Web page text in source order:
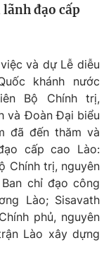
đạo cấp
và dự Lễ diễu
khánh nước
Bộ Chính trị,
và Đoàn Đại biểu
đã đến thăm và
cấp cao Lào:
Chính trị, nguyên
chỉ đạo công
Lào; Sisavath
phủ, nguyên
Lào xây dựng